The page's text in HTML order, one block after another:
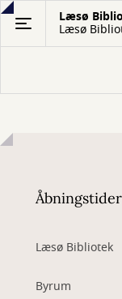
Gå
hovedindhold
Læsø
Læsø
Åbningstider
Læsø Bibliotek
Byrum